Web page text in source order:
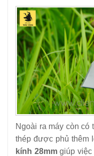
Ngoài ra máy còn có
thép được phủ thêm
kính 28mmgiúp việc